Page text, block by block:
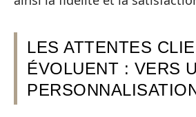
LES ATTENTES
ÉVOLUENT : VERS